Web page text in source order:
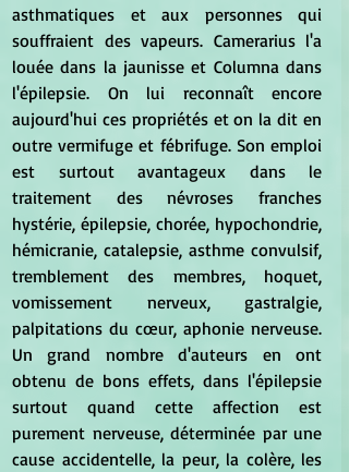
asthmatiques et aux personnes qui
souffraient des vapeurs. Camerarius l'a
louée dans la jaunisse et Columna dans
l'épilepsie. On lui reconnaît encore
aujourd'hui ces propriétés et on la dit en
outre vermifuge et fébrifuge. Son emploi
est surtout avantageux dans le
traitement des névroses franches
hystérie, épilepsie, chorée, hypochondrie,
hémicranie, catalepsie, asthme convulsif,
tremblement des membres, hoquet,
vomissement nerveux, gastralgie,
palpitations du cœur, aphonie nerveuse.
Un grand nombre d'auteurs en ont
obtenu de bons effets, dans l'épilepsie
surtout quand cette affection est
purement nerveuse, déterminée par une
cause accidentelle, la peur, la colère, les